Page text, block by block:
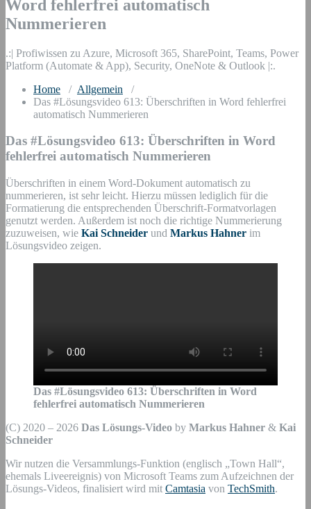
Word fehlerfrei automatisch
Nummerieren
.:| Profiwissen zu Azure, Microsoft 365, SharePoint, Teams, Power
Platform (Automate & App), Security, OneNote & Outlook |:.
Home / Allgemein /
Das #Lösungsvideo 613: Überschriften in Word fehlerfrei
automatisch Nummerieren
Das #Lösungsvideo 613: Überschriften in Word
fehlerfrei automatisch Nummerieren
Überschriften in einem Word-Dokument automatisch zu
nummerieren, ist sehr leicht. Hierzu müssen lediglich für die
Formatierung die entsprechenden Überschrift-Formatvorlagen
genutzt werden. Außerdem ist noch die richtige Nummerierung
zuzuweisen, wie Kai Schneider und Markus Hahner im
Lösungsvideo zeigen.
Das #Lösungsvideo 613: Überschriften in Word
fehlerfrei automatisch Nummerieren
(C) 2020 – 2026 Das Lösungs-Video by Markus Hahner & Kai
Schneider
Wir nutzen die Versammlungs-Funktion (englisch „Town Hall“,
ehemals Liveereignis) von Microsoft Teams zum Aufzeichnen der
Lösungs-Videos, finalisiert wird mit Camtasia von TechSmith.